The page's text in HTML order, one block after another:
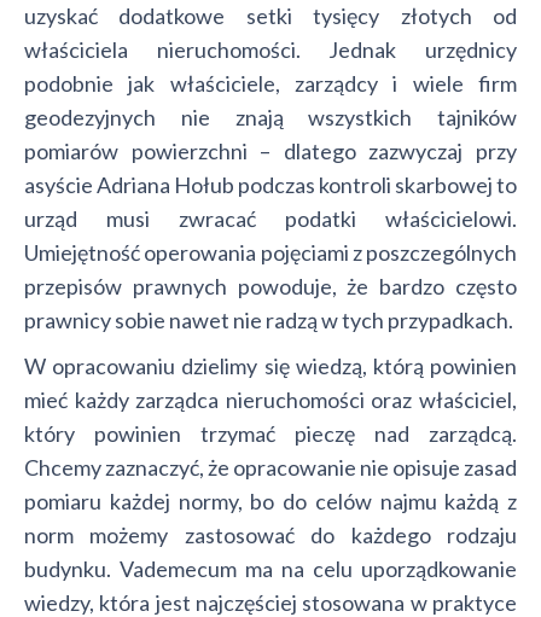
uzyskać dodatkowe setki tysięcy złotych od
właściciela nieruchomości. Jednak urzędnicy
podobnie jak właściciele, zarządcy i wiele firm
geodezyjnych nie znają wszystkich tajników
pomiarów powierzchni – dlatego zazwyczaj przy
asyście Adriana Hołub podczas kontroli skarbowej to
urząd musi zwracać podatki właścicielowi.
Umiejętność operowania pojęciami z poszczególnych
przepisów prawnych powoduje, że bardzo często
prawnicy sobie nawet nie radzą w tych przypadkach.
W opracowaniu dzielimy się wiedzą, którą powinien
mieć każdy zarządca nieruchomości oraz właściciel,
który powinien trzymać pieczę nad zarządcą.
Chcemy zaznaczyć, że opracowanie nie opisuje zasad
pomiaru każdej normy, bo do celów najmu każdą z
norm możemy zastosować do każdego rodzaju
budynku. Vademecum ma na celu uporządkowanie
wiedzy, która jest najczęściej stosowana w praktyce